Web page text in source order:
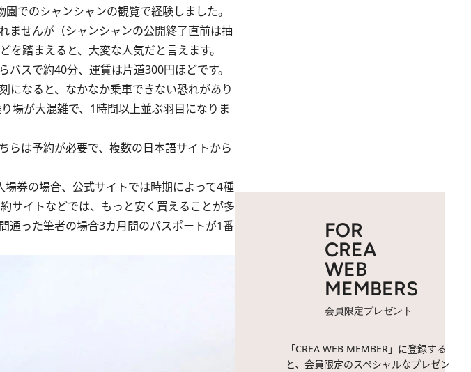
でのシャンシャンの観覧で経験しました。
ませんが（シャンシャンの公開終了直前は抽
踏まえると、大変な人気だと言えます。
スで約40分、運賃は片道300円ほどです。
になると、なかなか乗車できない恐れがあり
場が大混雑で、1時間以上並ぶ羽目になりま
は予約が必要で、複数の日本語サイトから
券の場合、公式サイトでは時期によって4種
サイトなどでは、もっと安く買えることが多
通った筆者の場合3カ月間のパスポートが1番
FOR
CREA
WEB
MEMBERS
会員限定プレゼント
「CREA WEB MEMBER」に登録する
と、会員限定のスペシャルなプレゼン